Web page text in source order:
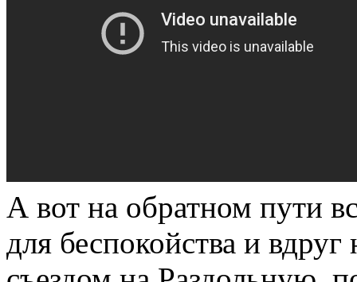
А вот на обратном пути
для беспокойства и